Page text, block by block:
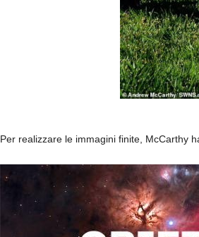
Per realizzare le immagini finite, McCarthy